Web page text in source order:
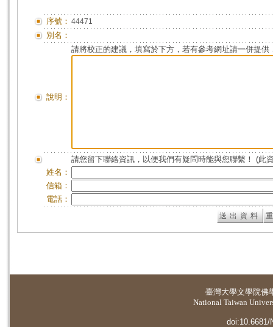
序號： 44471
別名：
說明：
請將校正的建議，填寫於下方，若有參考網址請一併提供
請您留下聯絡資訊，以便我們有疑問時能與您聯繫！ (此
姓名：
信箱：
電話：
臺灣大學文學院佛
National Taiwan
doi:10.6681/